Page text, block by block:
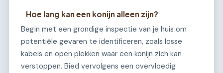
Hoe lang kan een konijn alleen zijn?
Begin met een grondige inspectie van je huis om
potentiële gevaren te identificeren, zoals losse
kabels en open plekken waar een konijn zich kan
verstoppen. Bied vervolgens een overvloedig